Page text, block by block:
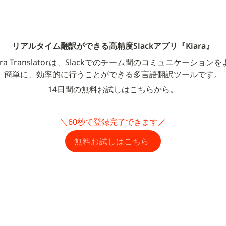
リアルタイム翻訳ができる高精度Slackアプリ『Kiara』
Translatorは、Slackでのチーム間のコミュニケーションを
簡単に、効率的に行うことができる多言語翻訳ツールです。
14日間の無料お試しはこちらから。
＼60秒で登録完了できます／
無料お試しはこちら